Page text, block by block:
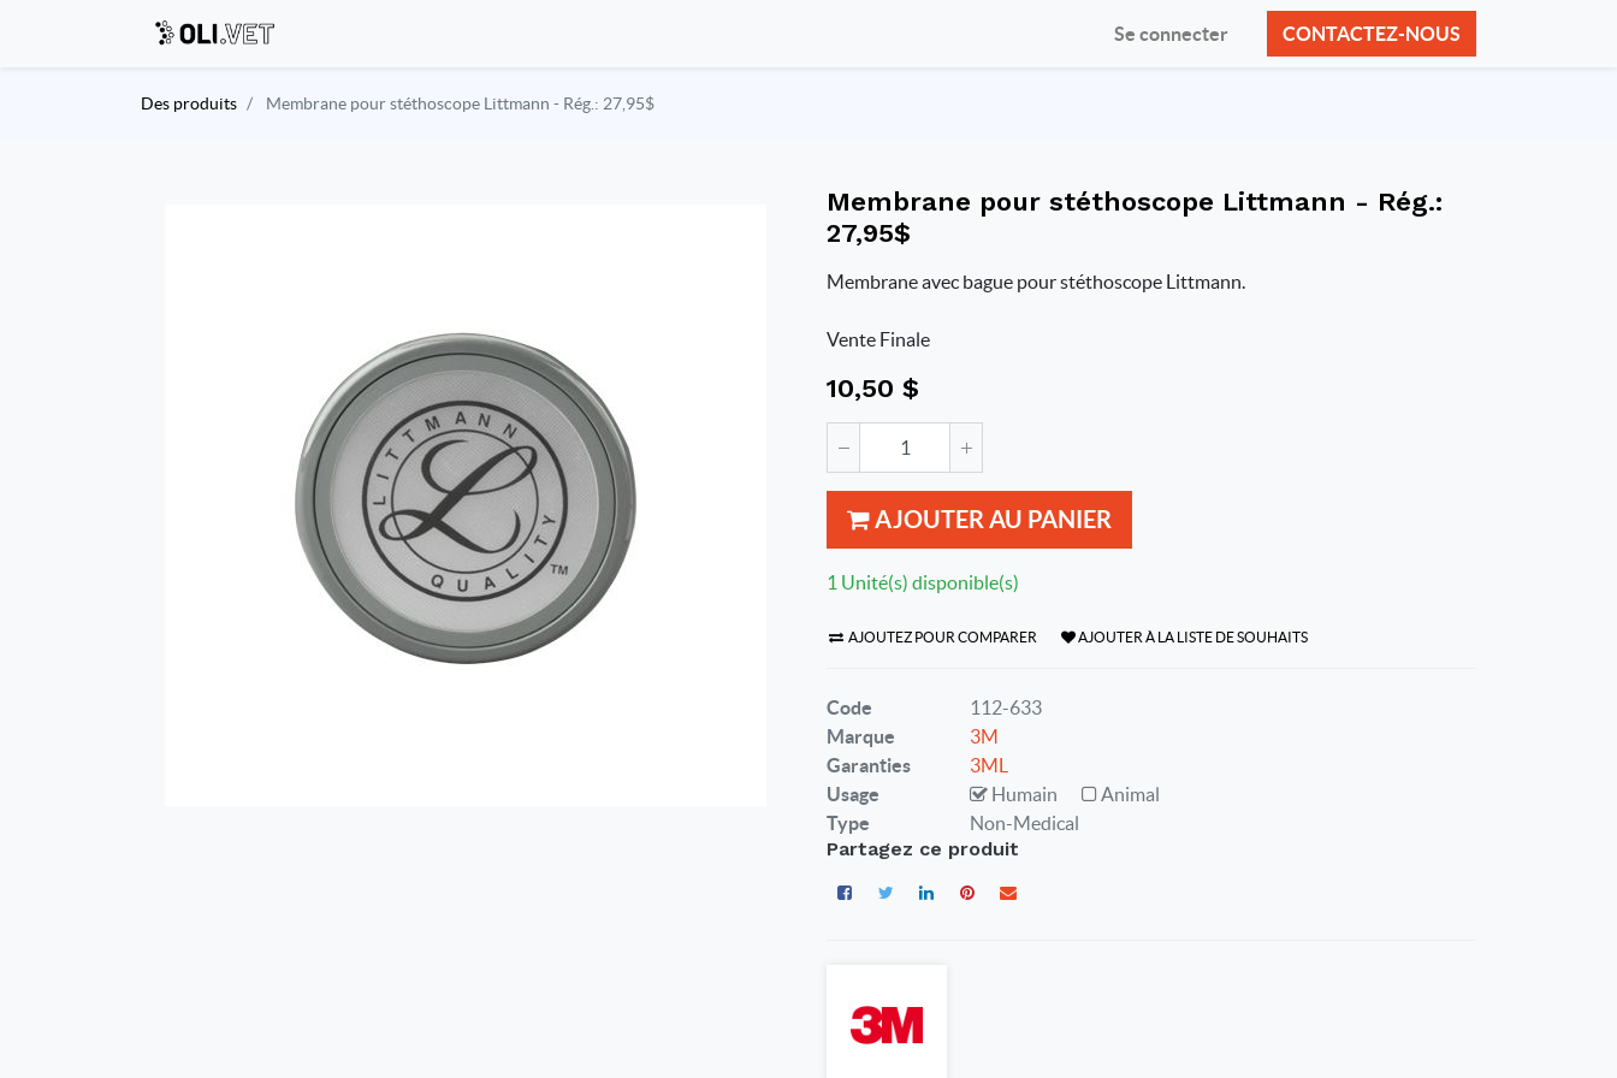
Se connecter CONTACTEZ-NOUS
Des produits Membrane pour stéthoscope Littmann - Rég.: 27,95$
Membrane pour stéthoscope Littmann - Rég.:
27,95$
Membrane avec bague pour stéthoscope Littmann.
Vente Finale
10,50 $
AJOUTER AU PANIER
1 Unité(s) disponible(s)
AJOUTEZ POUR COMPARER AJOUTER À LA LISTE DE SOUHAITS
Code
112-633
Marque
3M
Garanties
3ML
Usage
Humain
Animal
Type
Non-Medical
Partagez ce produit